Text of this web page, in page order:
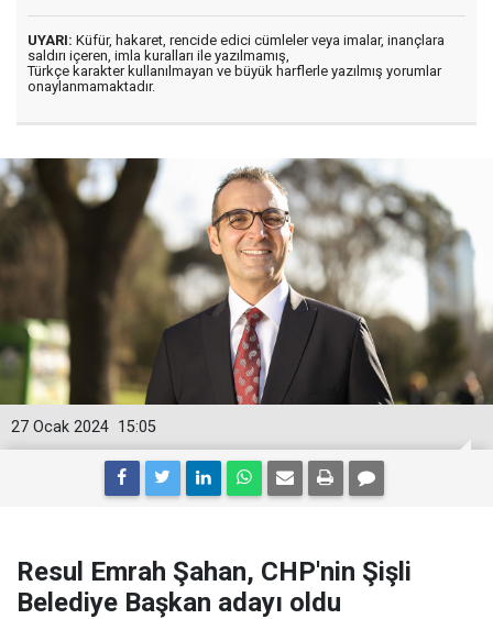
UYARI: Küfür, hakaret, rencide edici cümleler veya imalar, inançlara
saldırı içeren, imla kuralları ile yazılmamış,
Türkçe karakter kullanılmayan ve büyük harflerle yazılmış yorumlar
onaylanmamaktadır.
15:05
27 Ocak 2024
Resul Emrah Şahan, CHP'nin Şişli
Belediye Başkan adayı oldu